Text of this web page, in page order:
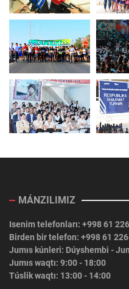
MÁNZILIMIZ
Isenim telefonları: +998 61
Birden bir telefon: +998 61
Jumıs kúnleri: Dúyshembi -
Jumıs waqtı: 9:00 - 18:00
Túslik waqtı: 13:00 - 14:00